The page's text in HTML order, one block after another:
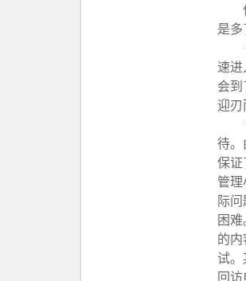
是
速
会
迎刃
待
保
管
际
困
的
试
回